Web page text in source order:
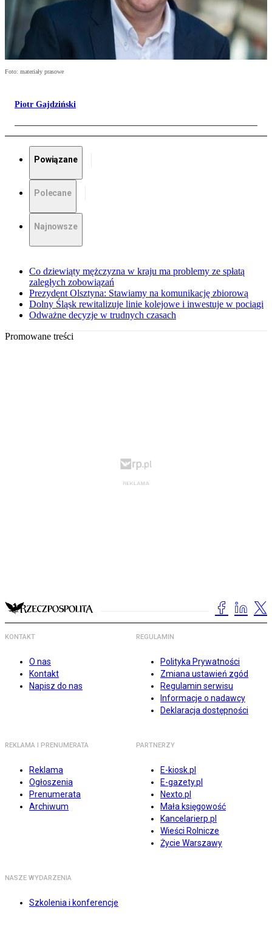
Foto: materiały prasowe
Piotr Gajdziński
Powiązane
Polecane
Najnowsze
Co dziewiąty mężczyzna w kraju ma problemy ze spłatą
zaległych zobowiązań
Prezydent Olsztyna: Stawiamy na komunikację zbiorową
Dolny Śląsk rewitalizuje linie kolejowe i inwestuje w pociągi
Odważne decyzje w trudnych czasach
Promowane treści
KONTAKT
O nas
Kontakt
Napisz do nas
REGULAMIN
Polityka Prywatności
Zmiana ustawień zgód
Regulamin serwisu
Informacje o nadawcy
Deklaracja dostępności
REKLAMA I PRENUMERATA
Reklama
Ogłoszenia
Prenumerata
Archiwum
PARTNERZY
E-kiosk.pl
E-gazety.pl
Nexto.pl
Mała księgowość
Kancelarierp.pl
Wieści Rolnicze
Życie Warszawy
NASZE WYDARZENIA
Szkolenia i konferencje